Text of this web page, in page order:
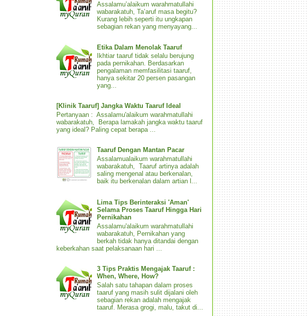
Assalamu’alaikum warahmatullahi
wabarakatuh, Ta’aruf masa begitu?
Kurang lebih seperti itu ungkapan
sebagian rekan yang menyayang...
Etika Dalam Menolak Taaruf
Ikhtiar taaruf tidak selalu berujung
pada pernikahan. Berdasarkan
pengalaman memfasilitasi taaruf,
hanya sekitar 20 persen pasangan
yang...
[Klinik Taaruf] Jangka Waktu Taaruf Ideal
Pertanyaan : Assalamu'alaikum warahmatullahi
wabarakatuh, Berapa lamakah jangka waktu taaruf
yang ideal? Paling cepat berapa ...
Taaruf Dengan Mantan Pacar
Assalamualaikum warahmatullahi
wabarakatuh, Taaruf artinya adalah
saling mengenal atau berkenalan,
baik itu berkenalan dalam artian l...
Lima Tips Berinteraksi 'Aman'
Selama Proses Taaruf Hingga Hari
Pernikahan
Assalamu'alaikum warahmatullahi
wabarakatuh, Pernikahan yang
berkah tidak hanya ditandai dengan
keberkahan saat pelaksanaan hari ...
3 Tips Praktis Mengajak Taaruf :
When, Where, How?
Salah satu tahapan dalam proses
taaruf yang masih sulit dijalani oleh
sebagian rekan adalah mengajak
taaruf. Merasa grogi, malu, takut di...